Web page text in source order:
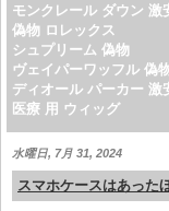
モンクレール ダウン 激
偽物 ロレックス
シュプリーム 偽物
ヴェイパーワッフル 偽
ディオール パーカー 激
医療 用 ウィッグ
水曜日, 7月 31, 2024
スマホケースはあった